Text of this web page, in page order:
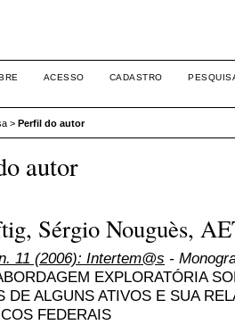
ACESSO CADASTRO
> Perfil do autor
autor
Sérgio Nouguès,
11 (2006): Intertem@s -
EXPLORATÓRIA
DE ALGUNS ATIVOS E SUA
FEDERAIS